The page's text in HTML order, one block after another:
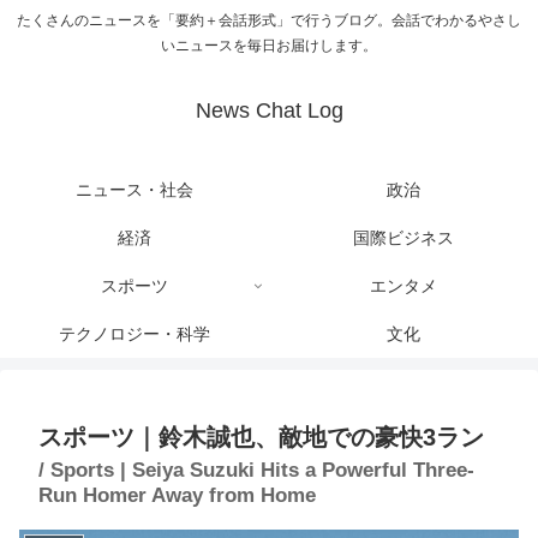
たくさんのニュースを「要約＋会話形式」で行うブログ。会話でわかるやさし
いニュースを毎日お届けします。
News Chat Log
ニュース・社会 政治
経済 国際ビジネス
スポーツ エンタメ
テクノロジー・科学 文化
スポーツ｜鈴木誠也、敵地での豪快3ラン
/ Sports | Seiya Suzuki Hits a Powerful Three-
Run Homer Away from Home